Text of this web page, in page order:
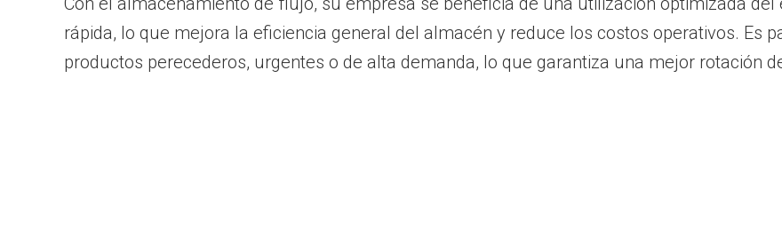
rápida, lo que mejora la eficiencia general del almacén y reduce los costos operativos. Es
productos perecederos, urgentes o de alta demanda, lo que garantiza una mejor rotación